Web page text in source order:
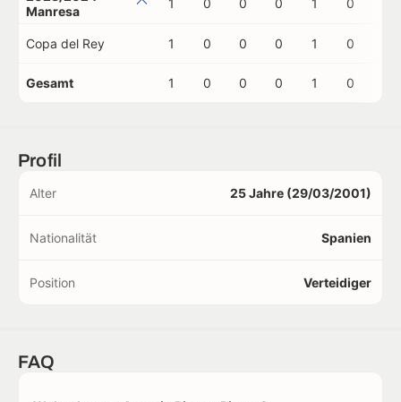
Manresa
1 0 0 0 1 0
Copa del Rey 1 0 0 0 1 0
Gesamt 1 0 0 0 1 0
Profil
Alter 25 Jahre (29/03/2001)
Nationalität Spanien
Position Verteidiger
FAQ